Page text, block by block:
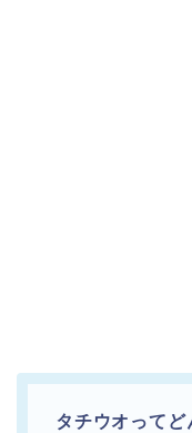
タチウオってど